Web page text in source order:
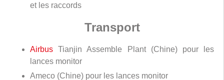
et les raccords
Transport
Airbus Tianjin Assemble Plant (Chine) pour les
lances monitor
Ameco (Chine) pour les lances monitor